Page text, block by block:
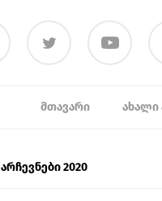
ᲛᲗᲐᲕᲐᲠᲘ ᲐᲮᲐᲚᲘ
არჩევნები 2020